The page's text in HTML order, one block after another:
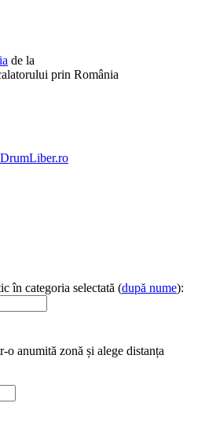
de la
în categoria selectată (după nume):
o anumită zonă și alege distanța